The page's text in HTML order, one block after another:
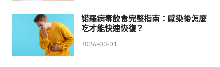
諾羅病毒飲食完整指南：感染後怎麼
吃才能快速恢復？
2026-03-01